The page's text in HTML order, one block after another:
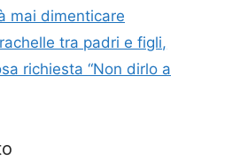
mai dimenticare
tra padri e figli,
richiesta “Non dirlo a